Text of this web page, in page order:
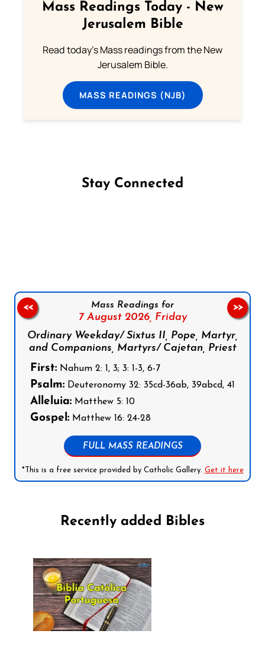
Mass Readings Today - New
Jerusalem Bible
Read today's Mass readings from the New
Jerusalem Bible.
MASS READINGS (NJB)
Stay Connected
Mass Readings for
7 August 2026, Friday
Ordinary Weekday/ Sixtus II, Pope, Martyr,
and Companions, Martyrs/ Cajetan, Priest
First: Nahum 2: 1, 3; 3: 1-3, 6-7
Psalm: Deuteronomy 32: 35cd-36ab, 39abcd, 41
Alleluia: Matthew 5: 10
Gospel: Matthew 16: 24-28
FULL MASS READINGS
*This is a free service provided by Catholic Gallery. Get it here
<< >>
Recently added Bibles